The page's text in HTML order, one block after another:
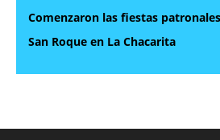
Comenzaron las fiestas
San Roque en La Chacarita